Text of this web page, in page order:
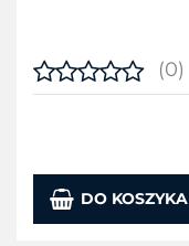
(0)
DO KOSZYKA